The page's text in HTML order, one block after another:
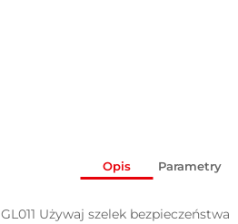
Opis Parametry
GL011 Używaj szelek bezpieczeństwa